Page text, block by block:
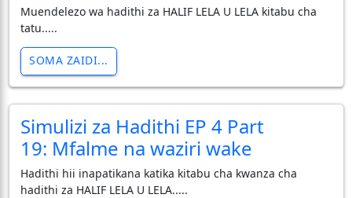
Muendelezo wa hadithi za HALIF LELA U LELA kitabu cha
tatu.....
SOMA ZAIDI...
Simulizi za Hadithi EP 4 Part
19: Mfalme na waziri wake
Hadithi hii inapatikana katika kitabu cha kwanza cha
hadithi za HALIF LELA U LELA.....